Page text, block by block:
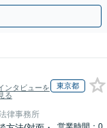
2分】
ンタビューを
る
東京都
律事務所